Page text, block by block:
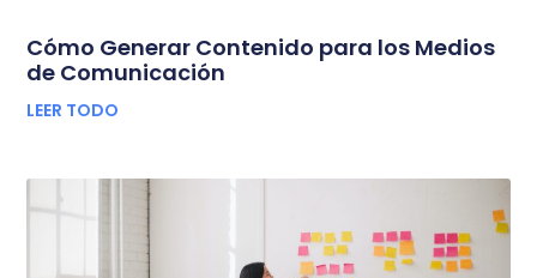
Cómo Generar Contenido para los Medios
de Comunicación
LEER TODO